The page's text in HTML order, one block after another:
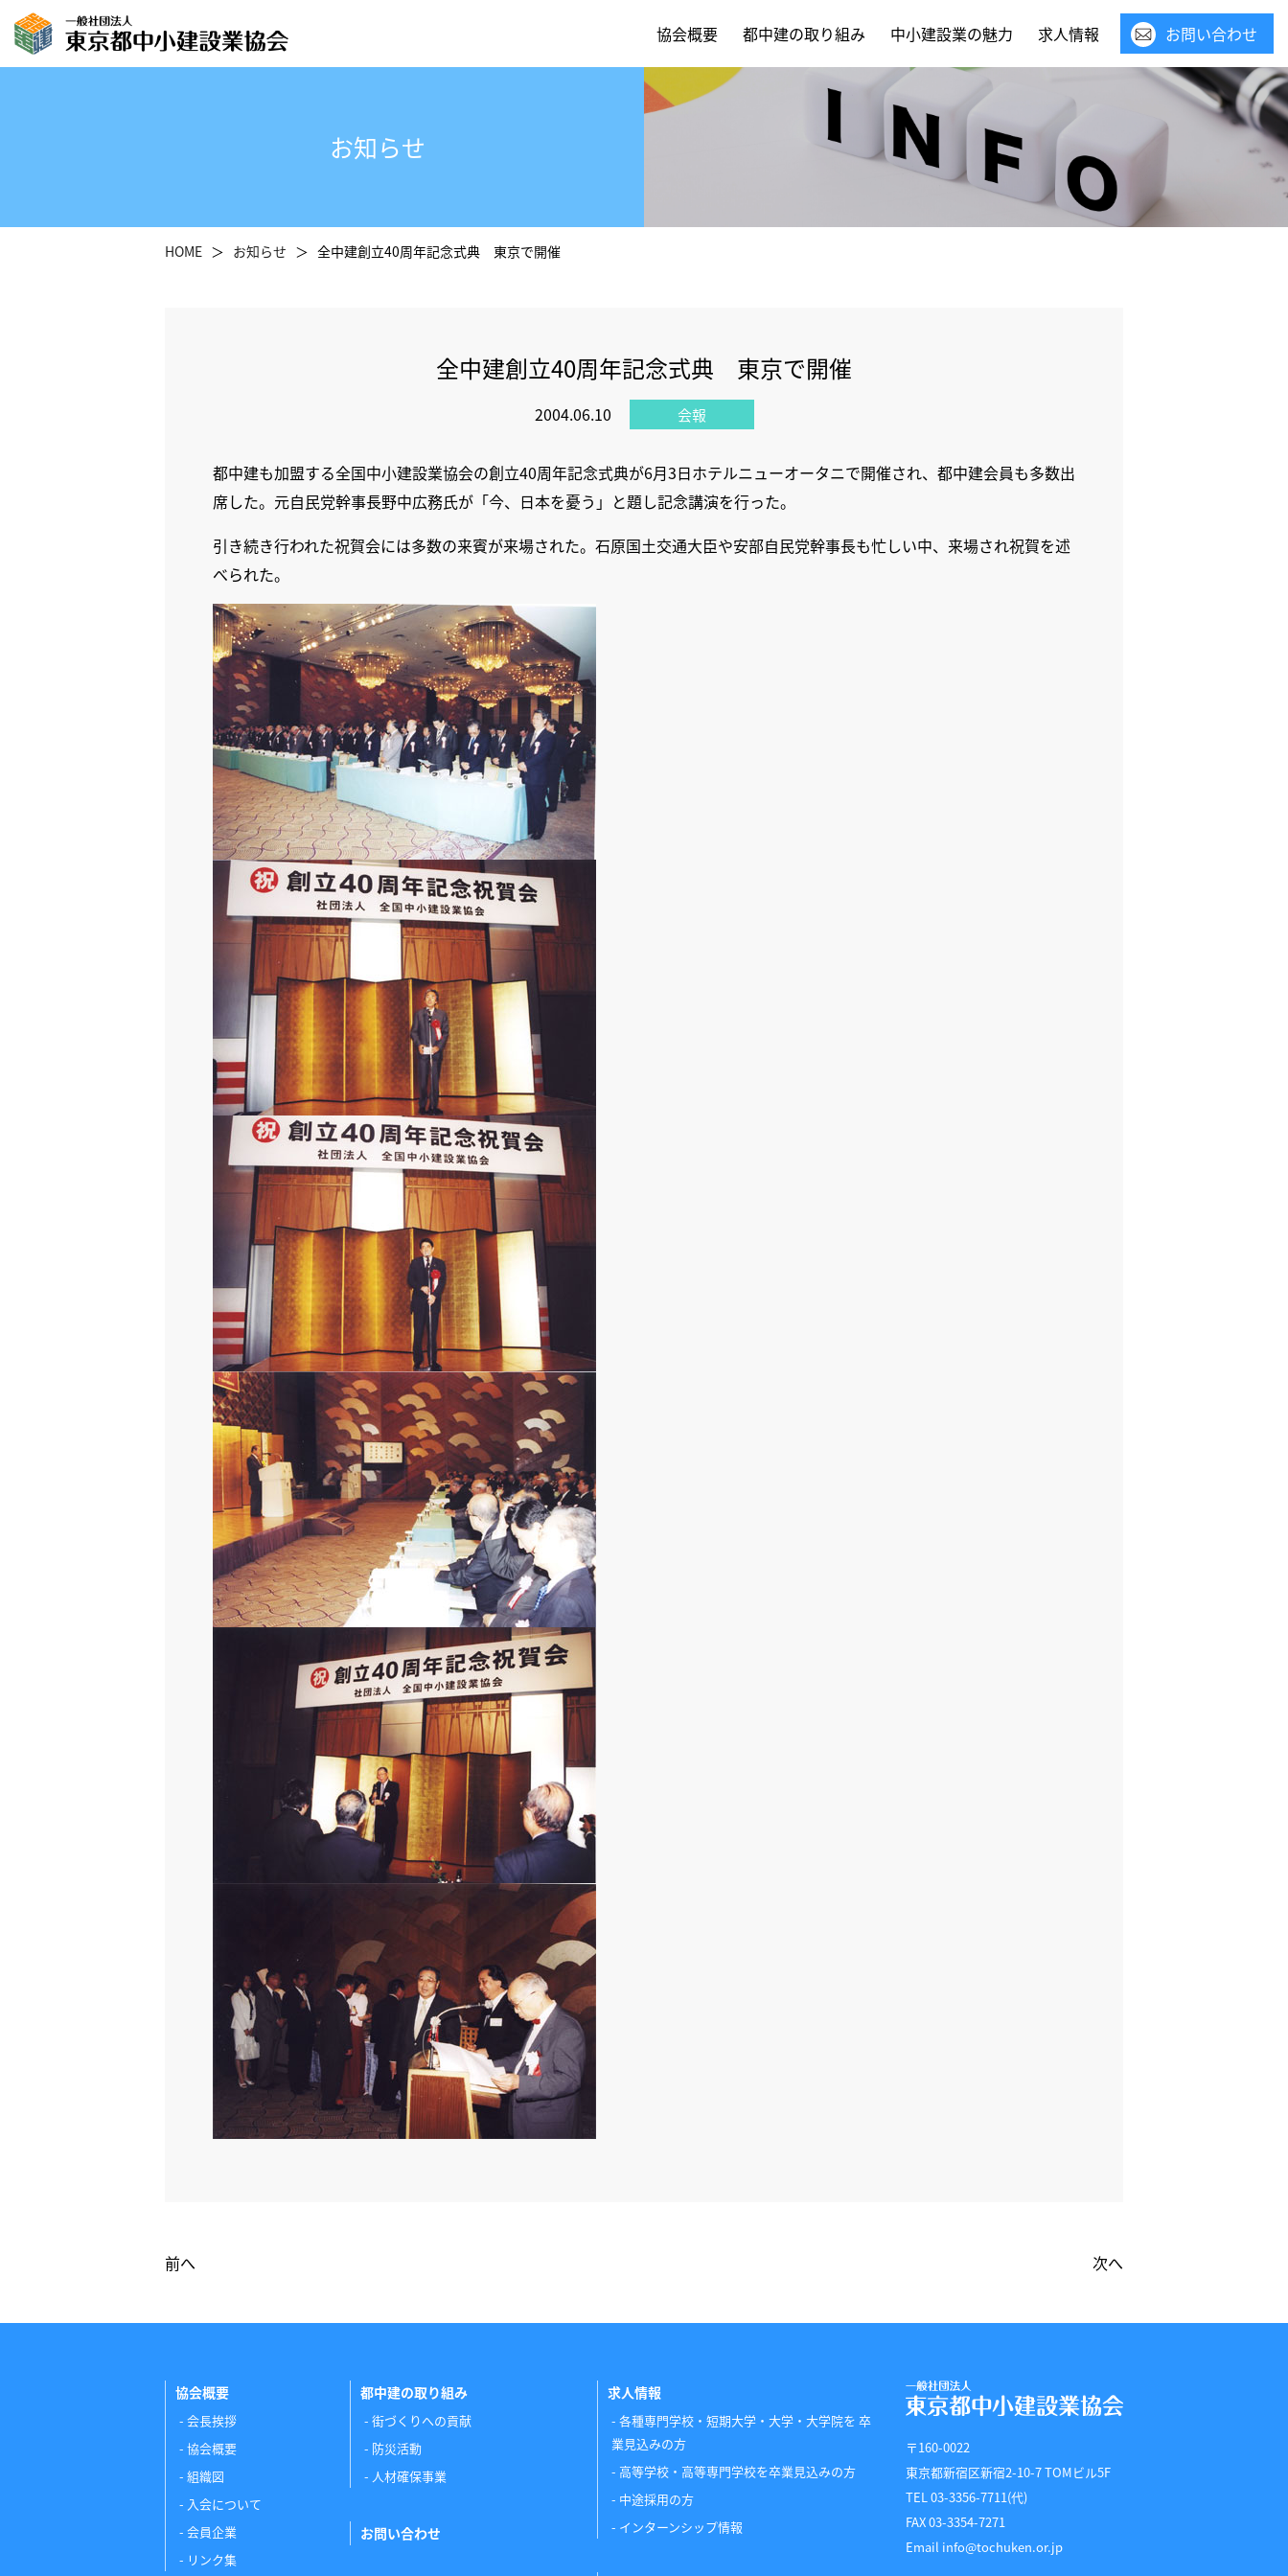
協会概要 都中建の取り組み 中小建設業の魅力 求人情報 お問い合わせ
お知らせ
HOME お知らせ 全中建創立40周年記念式典 東京で開催
全中建創立40周年記念式典 東京で開催
2004.06.10 会報
都中建も加盟する全国中小建設業協会の創立40周年記念式典が6月3日ホテルニューオータニで開催され、都中建会員も多数出
席した。元自民党幹事長野中広務氏が「今、日本を憂う」と題し記念講演を行った。
引き続き行われた祝賀会には多数の来賓が来場された。石原国土交通大臣や安部自民党幹事長も忙しい中、来場され祝賀を述
べられた。
前へ 次へ
協会概要
会長挨拶
協会概要
組織図
入会について
会員企業
リンク集
都中建の取り組み
街づくりへの貢献
防災活動
人材確保事業
お問い合わせ
求人情報
各種専門学校・短期大学・大学・大学院を 卒
業見込みの方
高等学校・高等専門学校を卒業見込みの方
中途採用の方
インターンシップ情報
〒160-0022
東京都新宿区新宿2-10-7 TOMビル5F
TEL 03-3356-7711(代)
FAX 03-3354-7271
Email info@tochuken.or.jp